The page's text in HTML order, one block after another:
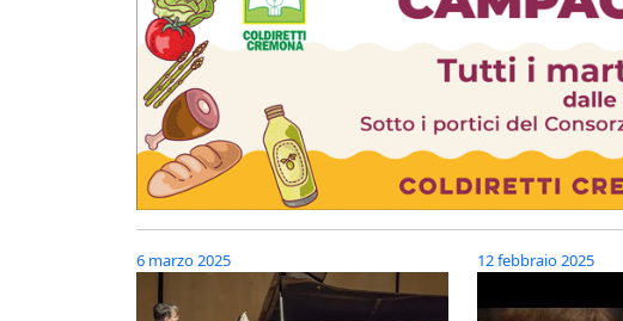
6 marzo 2025 12 febbraio 2025